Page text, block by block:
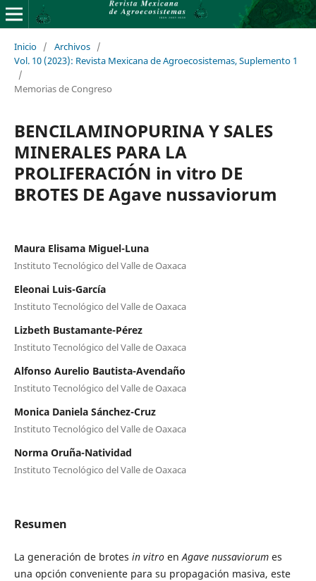
Inicio / Archivos /
Vol. 10 (2023): Revista Mexicana de Agroecosistemas, Suplemento 1
/
Memorias de Congreso
BENCILAMINOPURINA Y SALES
MINERALES PARA LA
PROLIFERACIÓN in vitro DE
BROTES DE Agave nussaviorum
Maura Elisama Miguel-Luna
Instituto Tecnológico del Valle de Oaxaca
Eleonai Luis-García
Instituto Tecnológico del Valle de Oaxaca
Lizbeth Bustamante-Pérez
Instituto Tecnológico del Valle de Oaxaca
Alfonso Aurelio Bautista-Avendaño
Instituto Tecnológico del Valle de Oaxaca
Monica Daniela Sánchez-Cruz
Instituto Tecnológico del Valle de Oaxaca
Norma Oruña-Natividad
Instituto Tecnológico del Valle de Oaxaca
Resumen
La generación de brotes in vitro enAgave nussaviorum es
una opción conveniente para su propagación masiva, este